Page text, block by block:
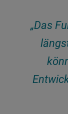
„Das